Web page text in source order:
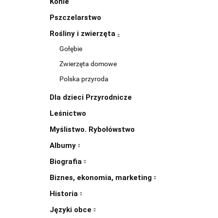
Pszczelarstwo
Rośliny i zwierzęta
Gołębie
Zwierzęta domowe
Polska przyroda
Dla dzieci Przyrodnicze
Leśnictwo
Myślistwo. Rybołówstwo
Albumy
Biografia
Biznes, ekonomia, marketing
Historia
Języki obce